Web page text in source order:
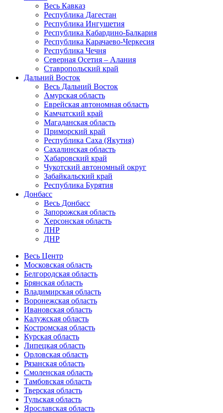
Весь Кавказ
Республика Дагестан
Республика Ингушетия
Республика Кабардино-Балкария
Республика Карачаево-Черкесия
Республика Чечня
Северная Осетия – Алания
Ставропольский край
Дальний Восток
Весь Дальний Восток
Амурская область
Еврейская автономная область
Камчатский край
Магаданская область
Приморский край
Республика Саха (Якутия)
Сахалинская область
Хабаровский край
Чукотский автономный округ
Забайкальский край
Республика Бурятия
Донбасс
Весь Донбасс
Запорожская область
Херсонская область
ЛНР
ДНР
Весь Центр
Московская область
Белгородская область
Брянская область
Владимирская область
Воронежская область
Ивановская область
Калужская область
Костромская область
Курская область
Липецкая область
Орловская область
Рязанская область
Смоленская область
Тамбовская область
Тверская область
Тульская область
Ярославская область